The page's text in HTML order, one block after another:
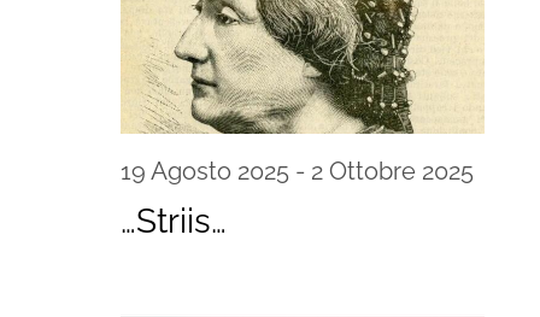
19 Agosto 2025- 2 Ottobre 2025
…Striis…